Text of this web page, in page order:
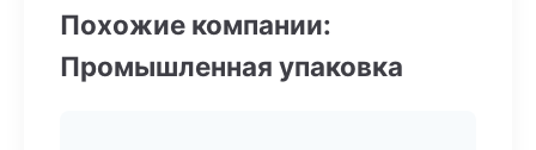
Похожие компании:
Промышленная упаковка